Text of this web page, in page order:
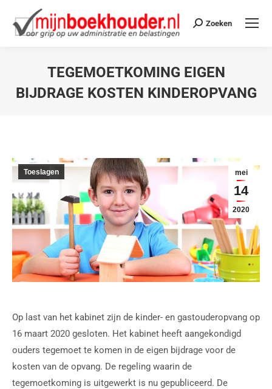
Zoeken
TEGEMOETKOMING EIGEN
BIJDRAGE KOSTEN KINDEROPVANG
mei
14
2020
Toeslagen
Op last van het kabinet zijn de kinder- en gastouderopvang op
16 maart 2020 gesloten. Het kabinet heeft aangekondigd
ouders tegemoet te komen in de eigen bijdrage voor de
kosten van de opvang. De regeling waarin de
tegemoetkoming is uitgewerkt is nu gepubliceerd. De